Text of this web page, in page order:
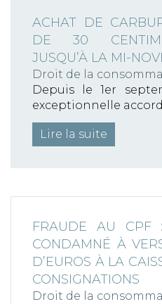
ACHAT DE
DE 30
JUSQU’À LA MI-
Droit de la
Depuis le 1er
exceptionnelle
Lire la suite
FRAUDE AU CPF
CONDAMNÉ À
D’EUROS À LA
CONSIGNATIONS
Droit de la